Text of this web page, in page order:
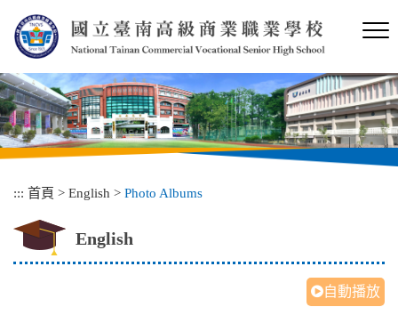
內
容
區
塊
::: 首頁 > English > Photo Albums
English
自動播放